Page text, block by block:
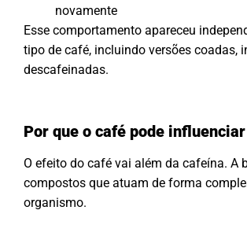
novamente
Esse comportamento apareceu
tipo de café, incluindo versões coadas,
descafeinadas.
Por que o café pode
O efeito do café vai além da cafeína. A
compostos que atuam de forma
organismo.